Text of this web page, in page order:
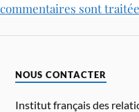
commentaires sont
NOUS CONTACTER
Institut français des